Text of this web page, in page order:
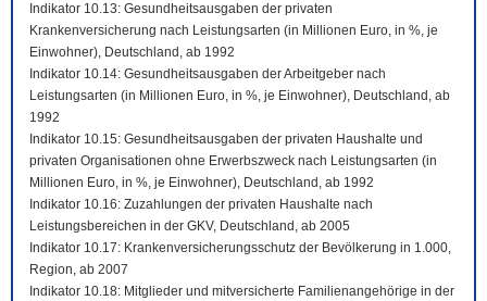
Indikator 10.13: Gesundheitsausgaben der privaten
Krankenversicherung nach Leistungsarten (in Millionen Euro, in %, je
Einwohner), Deutschland, ab 1992
Indikator 10.14: Gesundheitsausgaben der Arbeitgeber nach
Leistungsarten (in Millionen Euro, in %, je Einwohner), Deutschland, ab
1992
Indikator 10.15: Gesundheitsausgaben der privaten Haushalte und
privaten Organisationen ohne Erwerbszweck nach Leistungsarten (in
Millionen Euro, in %, je Einwohner), Deutschland, ab 1992
Indikator 10.16: Zuzahlungen der privaten Haushalte nach
Leistungsbereichen in der GKV, Deutschland, ab 2005
Indikator 10.17: Krankenversicherungsschutz der Bevölkerung in 1.000,
Region, ab 2007
Indikator 10.18: Mitglieder und mitversicherte Familienangehörige in der